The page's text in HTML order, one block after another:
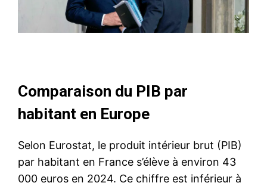
Comparaison du PIB par
habitant en Europe
Selon Eurostat, le produit intérieur brut (PIB)
par habitant en France s’élève à environ 43
000 euros en 2024. Ce chiffre est inférieur à